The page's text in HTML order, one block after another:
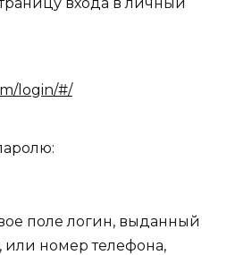
login/#/
поле логин, выданный
номер телефона,